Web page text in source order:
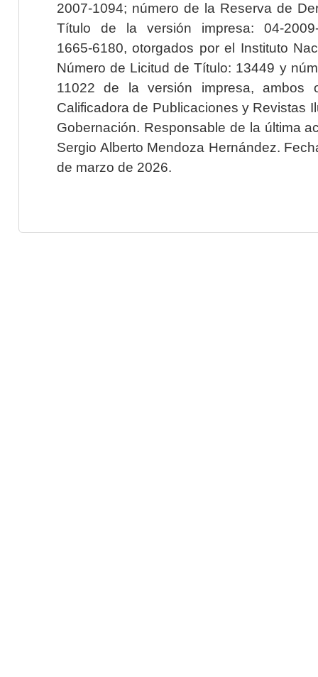
2007-1094; número de la Reserva de
Título de la versión impresa: 04-2009-
1665-6180, otorgados por el Instituto
Número de Licitud de Título: 13449 y
11022 de la versión impresa, ambos
Calificadora de Publicaciones y Revistas
Gobernación. Responsable de la última
Sergio Alberto Mendoza Hernández.
de marzo de 2026.